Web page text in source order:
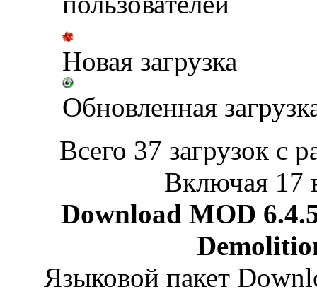
Новая загрузка
Обновленная
Всего 37 загрузок с
Включая 17
Download MOD
Языковой пакет